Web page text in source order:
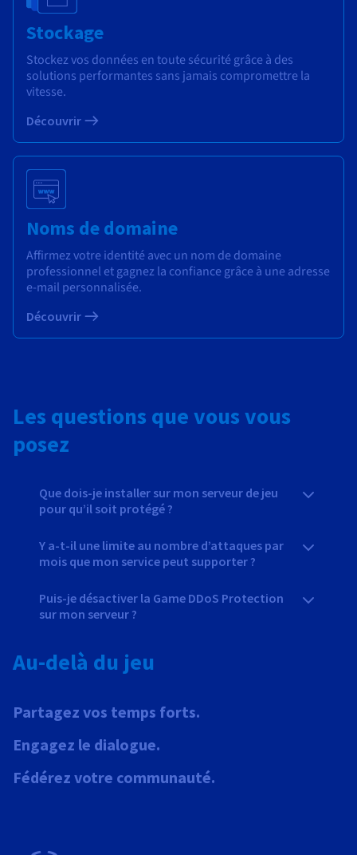
Stockage
Stockez vos données en toute sécurité grâce à des
solutions performantes sans jamais compromettre la
vitesse.
Découvrir
Noms de domaine
Affirmez votre identité avec un nom de domaine
professionnel et gagnez la confiance grâce à une adresse
e-mail personnalisée.
Découvrir
Les questions que vous vous
posez
Que dois-je installer sur mon serveur de jeu
pour qu’il soit protégé ?
Y a-t-il une limite au nombre d’attaques par
mois que mon service peut supporter ?
Puis-je désactiver la Game DDoS Protection
sur mon serveur ?
Au-delà du jeu
Partagez vos temps forts.
Engagez le dialogue.
Fédérez votre communauté.